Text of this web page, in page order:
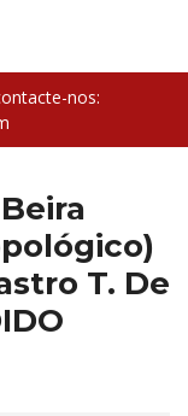
nos:
T. De